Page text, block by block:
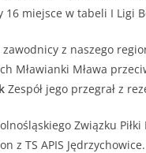
miejsce w tabeli I Ligi
z naszego
Mławianki Mława
Zespół jego przegrał z
Związku Piłki
z TS APIS